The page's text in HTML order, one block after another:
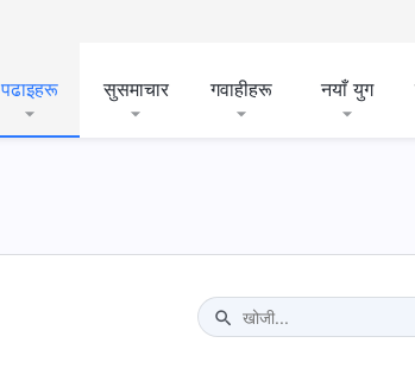
पढाइहरू सुसमाचार गवाहीहरू नयाँ युग
Type 1 or more